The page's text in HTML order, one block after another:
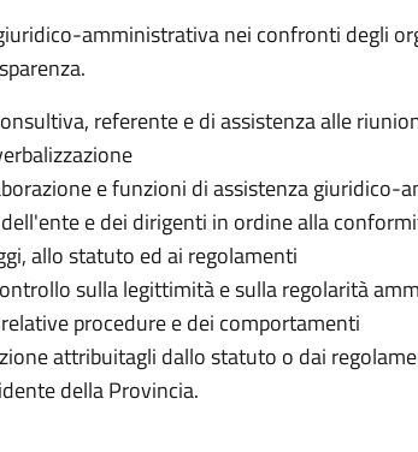
amministrativa nei confronti degli
referente e di assistenza alle
e funzioni di assistenza giuridico-
e dei dirigenti in ordine alla
allo statuto ed ai regolamenti
sulla legittimità e sulla regolarità
procedure e dei comportamenti
attribuitagli dallo statuto o dai
della Provincia.